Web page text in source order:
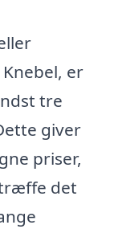
er
tre
giver
priser,
det